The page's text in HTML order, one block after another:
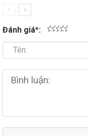
Đánh giá*: